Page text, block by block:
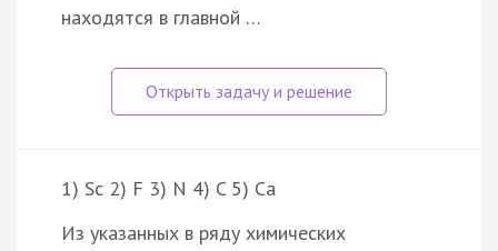
находятся в главной …
1) Sc 2) F 3) N 4) C 5) Ca
Из указанных в ряду химических